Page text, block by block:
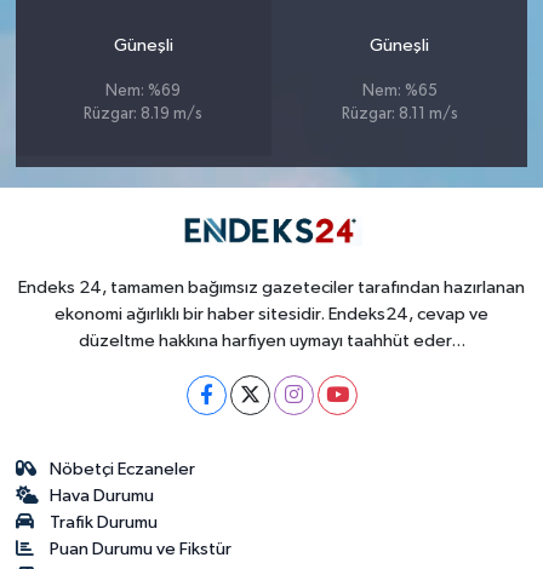
Güneşli
Nem: %69
Rüzgar: 8.19 m/s
Güneşli
Nem: %65
Rüzgar: 8.11 m/s
Endeks 24, tamamen bağımsız gazeteciler tarafından hazırlanan
ekonomi ağırlıklı bir haber sitesidir. Endeks24, cevap ve
düzeltme hakkına harfiyen uymayı taahhüt eder...
Nöbetçi Eczaneler
Hava Durumu
Trafik Durumu
Puan Durumu ve Fikstür